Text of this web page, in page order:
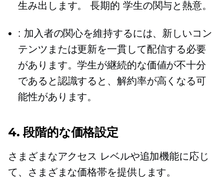
生み出します。長期的 学生の関与と熱意。
: 加入者の関心を維持するには、新しいコン
テンツまたは更新を一貫して配信する必要
があります。学生が継続的な価値が不十分
であると認識すると、解約率が高くなる可
能性があります。
4. 段階的な価格設定
さまざまなアクセス レベルや追加機能に応じ
て、さまざまな価格帯を提供します。